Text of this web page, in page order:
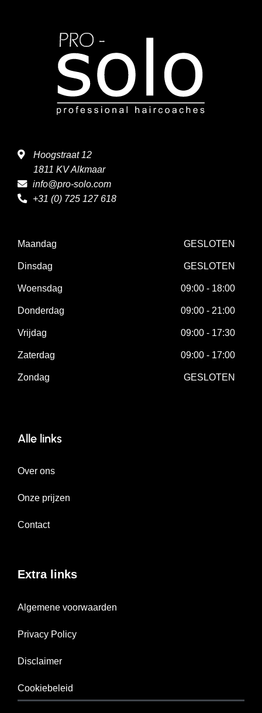
Hoogstraat 12
1811 KV Alkmaar
info@pro-solo.com
+31 (0) 725 127 618
Maandag GESLOTEN
Dinsdag GESLOTEN
Woensdag 09:00 - 18:00
Donderdag 09:00 - 21:00
Vrijdag 09:00 - 17:30
Zaterdag 09:00 - 17:00
Zondag GESLOTEN
Alle links
Over ons
Onze prijzen
Contact
Extra links
Algemene voorwaarden
Privacy Policy
Disclaimer
Cookiebeleid